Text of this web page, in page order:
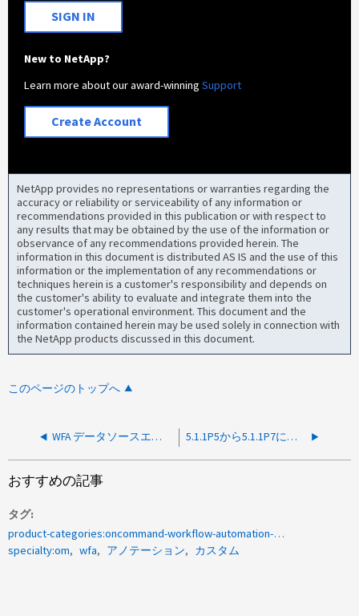
SIGN IN
New to NetApp?
Learn more about our award-winningSupport
Create Account
NetApp provides no representations or warranties regarding the
accuracy or reliability or serviceability of any information or
recommendations provided in this publication or with respect to
any results that may be obtained by the use of the information or
observance of any recommendations provided herein. The
information in this document is distributed AS IS and the use of this
information or the implementation of any recommendations or
techniques herein is a customer's responsibility and depends on
the customer's ability to evaluate and integrate them into the
customer's operational environment. This document and the
information contained herein may be used solely in connection with
the NetApp products discussed in this document.
このページのトップへ
WFA データソースエラー「 IJ031070 ：トランザクションを続行できません： status_rolledback 」 5.1.1P5から5.1.1P7にアップグレードしたあとにWFAデータソースからローカルのMySQLに接続できない
おすすめの記事
タグ
product-categories:oncommand-workflow-automation-wfa
specialty:om
wfa アノテーション カスタム